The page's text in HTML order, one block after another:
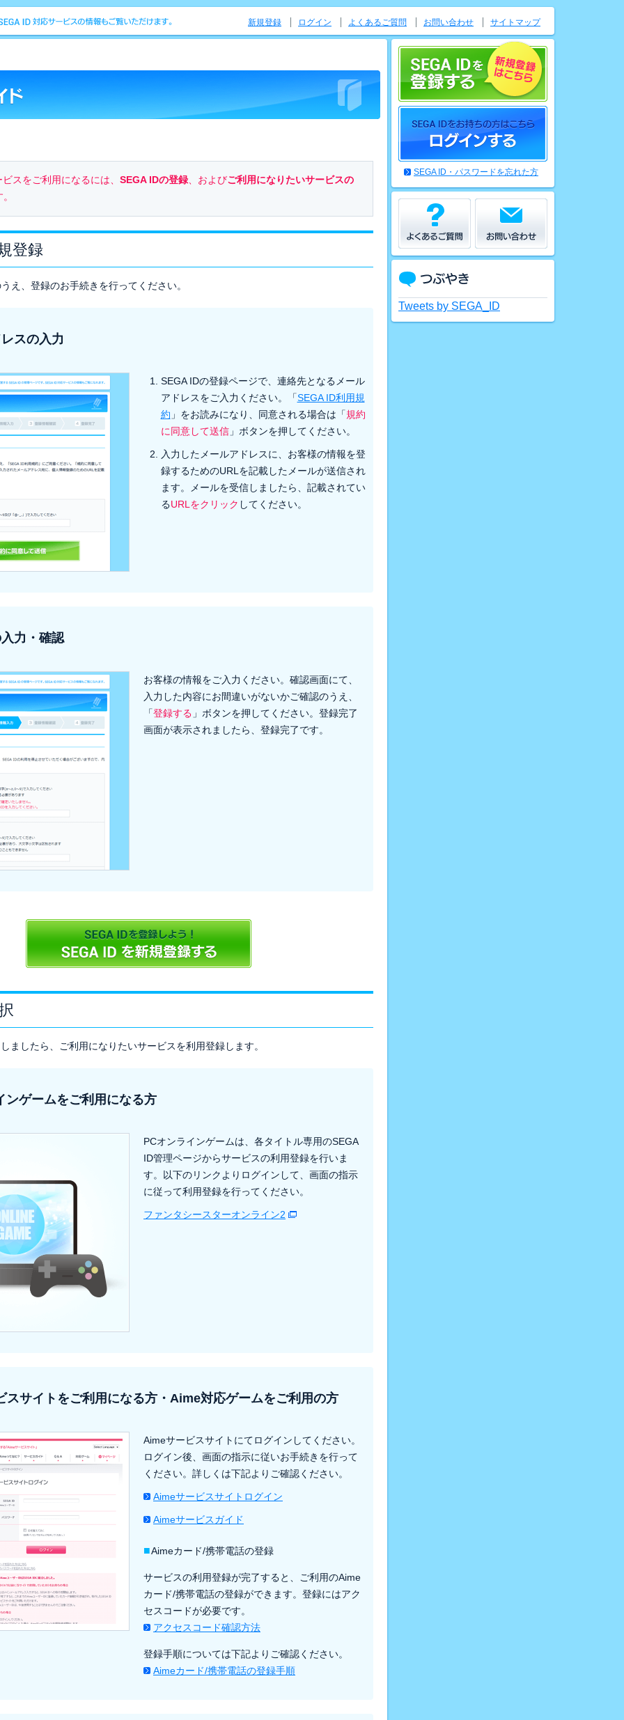
スをご利用になるには、 SEGA IDの登録、およびご利用になりたいサービスの
登録
え、登録のお手続きを行ってください。
スの入力
SEGA IDの登録ページで、連絡先となるメール
アドレスをご入力ください。「SEGA ID利用規
約 」をお読みになり、同意される場合は「規約
に同意して送信」ボタンを押してください。
入力したメールアドレスに、お客様の情報を登
録するためのURLを記載したメールが送信され
ます。メールを受信しましたら、記載されてい
るURLをクリック してください。
力・確認
お客様の情報をご入力ください。確認画面にて、
入力した内容にお間違いがないかご確認のうえ、
「登録する 」ボタンを押してください。登録完了
画面が表示されましたら、登録完了です。
ましたら、ご利用になりたいサービスを利用登録します。
ンゲームをご利用になる方
PCオンラインゲームは、各タイトル専用のSEGA
ID管理ページからサービスの利用登録を行いま
す。以下のリンクよりログインして、画面の指示
に従って利用登録を行ってください。
ファンタシースターオンライン2
スサイトをご利用になる方・Aime対応ゲームをご利用の方
Aimeサービスサイトにてログインしてください。
ログイン後、画面の指示に従いお手続きを行って
ください。詳しくは下記よりご確認ください。
Aimeサービスサイトログイン
Aimeサービスガイド
■Aimeカード/携帯電話の登録
サービスの利用登録が完了すると、ご利用のAime
カード/携帯電話の登録ができます。登録にはアク
セスコードが必要です。
アクセスコード確認方法
登録手順については下記よりご確認ください。
Aimeカード/携帯電話の登録手順
SEGA ID・パスワードを忘れた方
Tweets by SEGA_ID
新規登録 ログイン よくあるご質問 お問い合わせ サイトマップ